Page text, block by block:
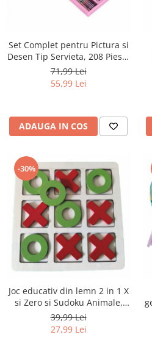
Set Complet pentru Pictura si
Desen Tip Servieta, 208 Piese,
3-12 Ani, Roz
71,99 Lei
55,99 Lei
ADAUGA IN COS
-30%
Joc educativ din lemn 2 in 1 X
si Zero si Sudoku Animale,
multicolor
39,99 Lei
27,99 Lei